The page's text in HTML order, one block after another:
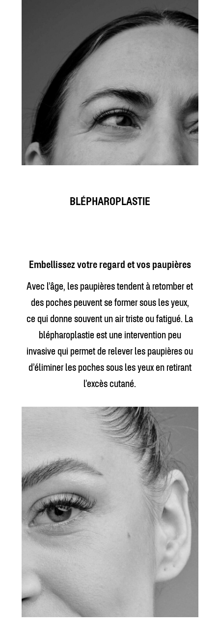
BLÉPHAROPLASTIE
Embellissez votre regard et vos paupières
Avec l’âge, les paupières tendent à retomber et
des poches peuvent se former sous les yeux,
ce qui donne souvent un air triste ou fatigué. La
blépharoplastie est une intervention peu
invasive qui permet de relever les paupières ou
d’éliminer les poches sous les yeux en retirant
l’excès cutané.